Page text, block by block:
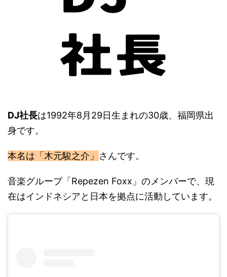
DJ社長は1992年8月29日生まれの30歳、福岡県出
身です。
本名は「木元駿之介」 さんです。
音楽グループ「Repezen Foxx」のメンバーで、現
在はインドネシアと日本を拠点に活動しています。